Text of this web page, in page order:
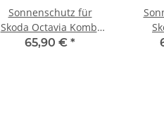
Sonnenschutz für
Skoda Octavia Kombi
BJ. 2004-2013, Blenden
65,90 € *